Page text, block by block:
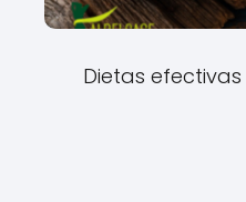
Dietas